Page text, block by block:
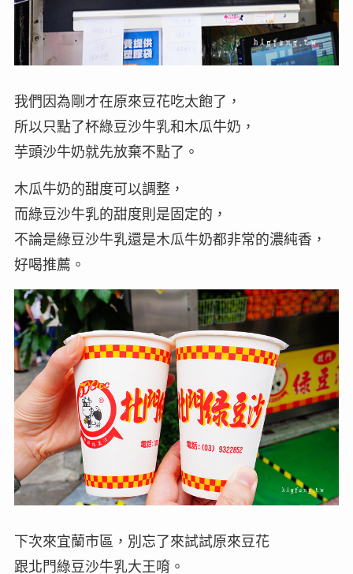
我們因為剛才在原來豆花吃太飽了，
所以只點了杯綠豆沙牛乳和木瓜牛奶，
芋頭沙牛奶就先放棄不點了。
木瓜牛奶的甜度可以調整，
而綠豆沙牛乳的甜度則是固定的，
不論是綠豆沙牛乳還是木瓜牛奶都非常的濃純香，
好喝推薦。
下次來宜蘭市區，別忘了來試試原來豆花
跟北門綠豆沙牛乳大王唷。